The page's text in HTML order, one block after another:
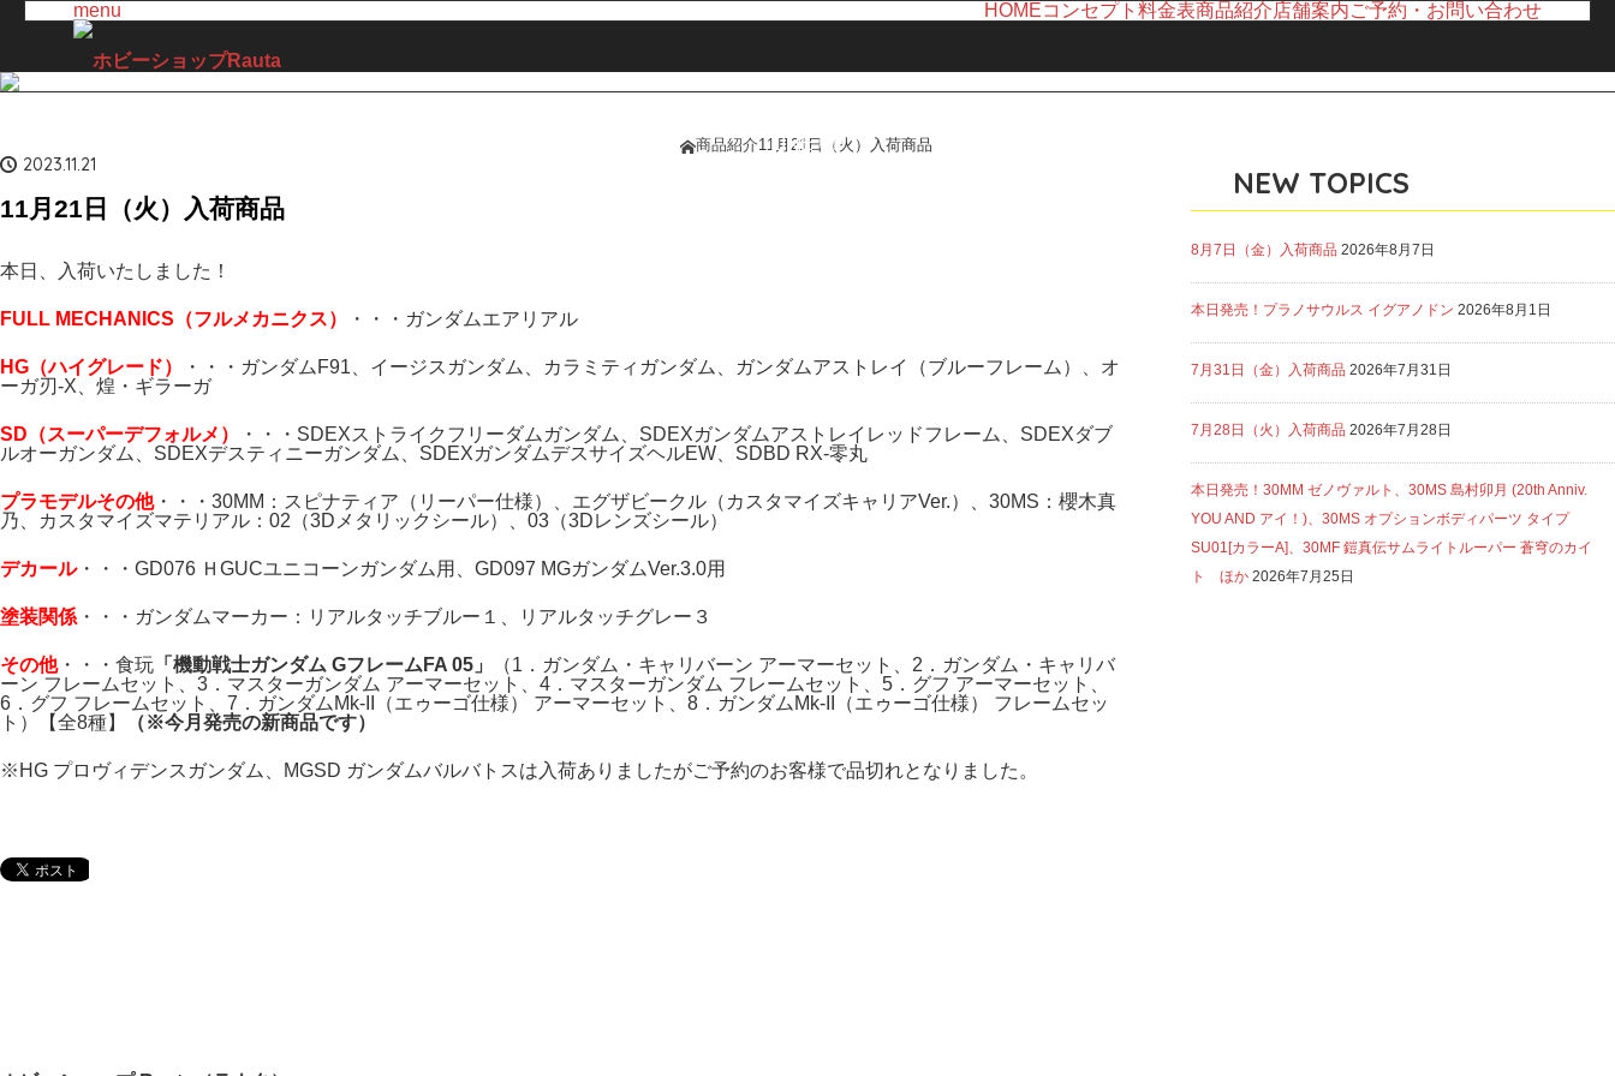
menu HOMEコンセプト 料金表商品紹介店舗案内ご予約・お問い合わせ
LINE UP
ホーム
商品紹介11月21日（火）入荷商品
2023.11.21
11月21日（火）入荷商品
本日、入荷いたしました！
FULL MECHANICS（フルメカニクス） ・・・ガンダムエアリアル
HG（ハイグレード）
・・・ガンダムF91、イージスガンダム、カラミティガンダム、ガンダムアストレイ（ブルーフレーム）、オ
ーガ刃-X、煌・ギラーガ
SD（スーパーデフォルメ）
・・・SDEXストライクフリーダムガンダム、SDEXガンダムアストレイレッドフレーム、SDEXダブ
ルオーガンダム、SDEXデスティニーガンダム、SDEXガンダムデスサイズヘルEW、SDBD RX-零丸
プラモデルその他・・・30MM：スピナティア（リーパー仕様）、エグザビークル（カスタマイズキャリアVer.）、30MS：櫻木真
乃、カスタマイズマテリアル：02（3Dメタリックシール）、03（3Dレンズシール）
デカール・・・GD076 ＨGUCユニコーンガンダム用、GD097 MGガンダムVer.3.0用
塗装関係 ・・・ガンダムマーカー：リアルタッチブルー１、リアルタッチグレー３
その他・・・食玩 「機動戦士ガンダム GフレームFA 05」
（1．ガンダム・キャリバーン アーマーセット、2．ガンダム・キャリバ
ーン フレームセット、3．マスターガンダム アーマーセット、4．マスターガンダム フレームセット、5．グフ アーマーセット、
6．グフ フレームセット、7．ガンダムMk-II（エゥーゴ仕様） アーマーセット、8．ガンダムMk-II（エゥーゴ仕様） フレームセッ
ト）【全8種】
（※今月発売の新商品です）
※HG プロヴィデンスガンダム、MGSD ガンダムバルバトスは入荷ありましたがご予約のお客様で品切れとなりました。
NEW TOPICS
8月7日（金）入荷商品 2026年8月7日
本日発売！プラノサウルス イグアノドン 2026年8月1日
7月31日（金）入荷商品 2026年7月31日
7月28日（火）入荷商品 2026年7月28日
本日発売！30MM ゼノヴァルト、30MS 島村卯月 (20th Anniv.
YOU AND アイ！)、30MS オプションボディパーツ タイプ
SU01[カラーA]、30MF 鎧真伝サムライトルーパー 蒼穹のカイ
ト ほか 2026年7月25日